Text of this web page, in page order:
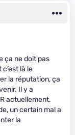
ça ne doit pas
là le
la réputation, ça
Il y a
actuellement.
un certain mal a
la